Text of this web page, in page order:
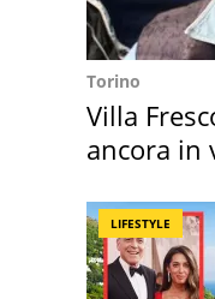
Torino
Villa
ancora in
LIFESTYLE